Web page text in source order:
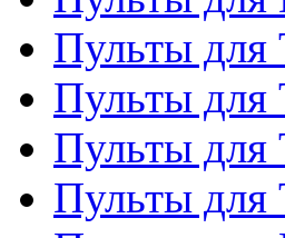
Пульты для
Пульты для
Пульты для
Пульты для